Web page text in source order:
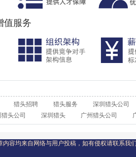
值服务
猎头招聘 猎头服务 深圳猎头公司
头公司 深圳猎头 广州猎头公司
容均来自网络与用户投稿，如有侵权请联系我